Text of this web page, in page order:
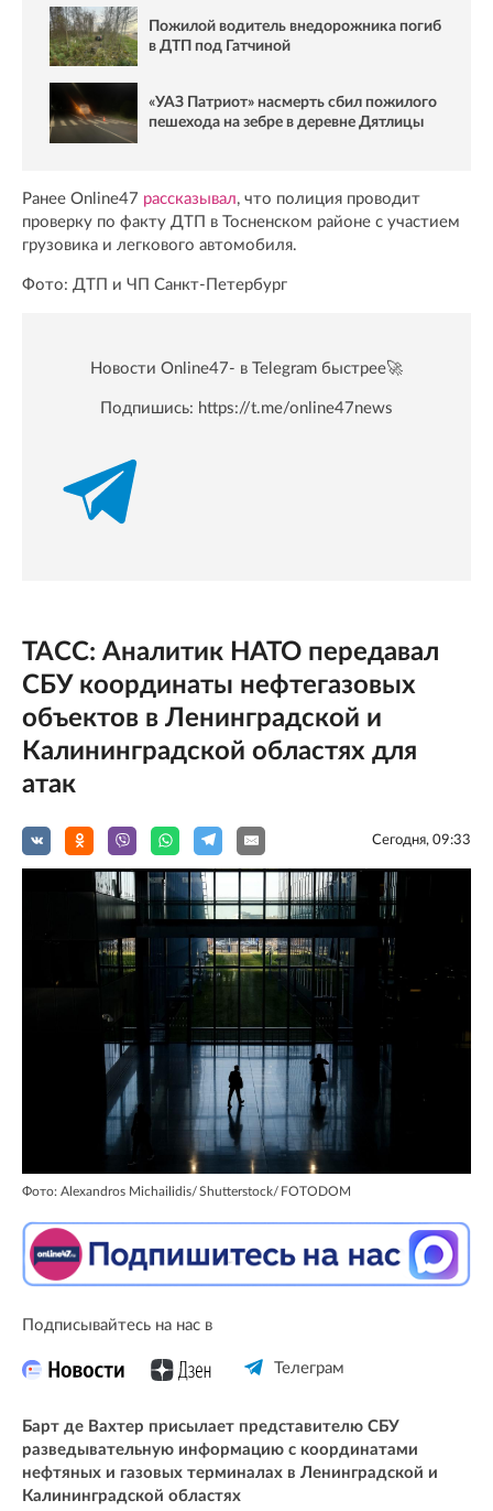
Пожилой водитель внедорожника погиб
в ДТП под Гатчиной
«УАЗ Патриот» насмерть сбил пожилого
пешехода на зебре в деревне Дятлицы
Ранее Online47 рассказывал, что полиция проводит
проверку по факту ДТП в Тосненском районе с участием
грузовика и легкового автомобиля.
Фото: ДТП и ЧП Санкт-Петербург
Новости Online47- в Telegram быстрее🚀
Подпишись: https://t.me/online47news
ТАСС: Аналитик НАТО передавал
СБУ координаты нефтегазовых
объектов в Ленинградской и
Калининградской областях для
атак
Сегодня, 09:33
Фото: Alexandros Michailidis/ Shutterstock/ FOTODOM
Подписывайтесь на нас в
Телеграм
Барт де Вахтер присылает представителю СБУ
разведывательную информацию с координатами
нефтяных и газовых терминалах в Ленинградской и
Калининградской областях